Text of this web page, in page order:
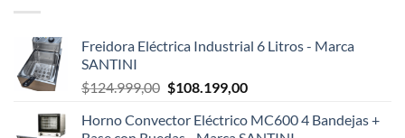
Freidora Eléctrica Industrial 6 Litros - Marca
SANTINI
$124.999,00 El
original
$108.199,00El
actual
Horno Convector Eléctrico MC600 4 Bandejas +